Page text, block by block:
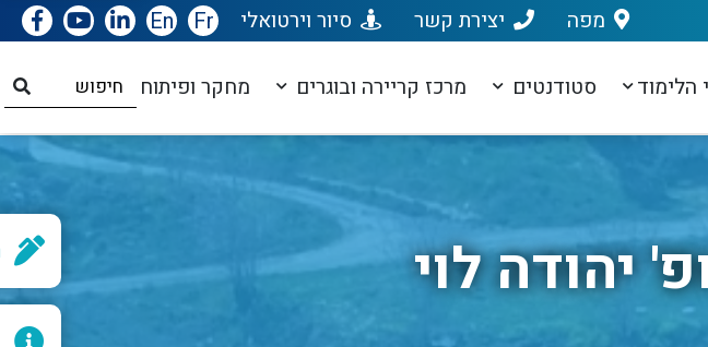
מפה יצירת קשר סיור וירטואלי Fr
En
הלימוד סטודנטים מרכז קריירה ובוגרים מחקר ופיתוח
יהודה לוי